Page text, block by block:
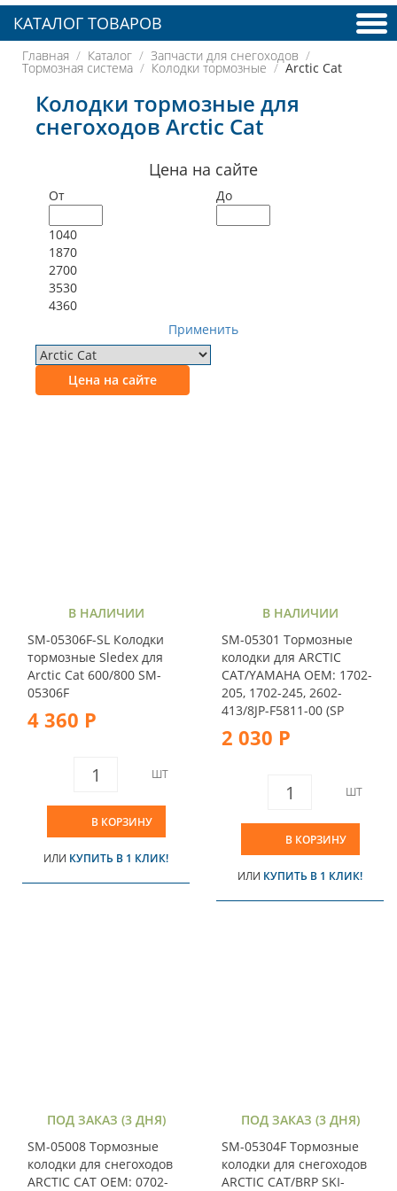
КАТАЛОГ ТОВАРОВ
Главная Каталог Запчасти для снегоходов
Тормозная система Колодки тормозные Arctic Cat
Колодки тормозные для
снегоходов Arctic Cat
Цена на сайте
От До
1040
1870
2700
3530
4360
Применить
Цена на сайте
В НАЛИЧИИ
SM-05306F-SL Колодки
тормозные Sledex для
Arctic Cat 600/800 SM-
05306F
4 360 Р
ШТ
В КОРЗИНУ
ИЛИ КУПИТЬ В 1 КЛИК!
В НАЛИЧИИ
SM-05301 Тормозные
колодки для ARCTIC
CAT/YAMAHA OEM: 1702-
205, 1702-245, 2602-
413/8JP-F5811-00 (SP
2 030 Р
ШТ
В КОРЗИНУ
ИЛИ КУПИТЬ В 1 КЛИК!
ПОД ЗАКАЗ (3 ДНЯ)
SM-05008 Тормозные
колодки для снегоходов
ARCTIC CAT OEM: 0702-
ПОД ЗАКАЗ (3 ДНЯ)
SM-05304F Тормозные
колодки для снегоходов
ARCTIC CAT/BRP SKI-